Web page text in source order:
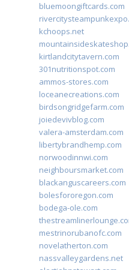
bluemoongiftcards.com
kchoops.net
kirtlandcitytavern.com
301nutritionspot.com
ammos-stores.com
loceanecreations.com
birdsongridgefarm.com
joiedevivblog.com
valera-amsterdam.com
libertybrandhemp.com
norwoodinnwi.com
neighboursmarket.com
blackanguscareers.com
bolesfororegon.com
bodega-ole.com
mestrinorubanofc.com
novelatherton.com
nassvalleygardens.net